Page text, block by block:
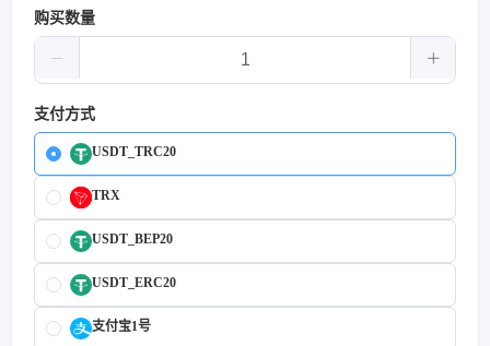
购买数量
支付方式
USDT_TRC20
TRX
USDT_BEP20
USDT_ERC20
支付宝1号